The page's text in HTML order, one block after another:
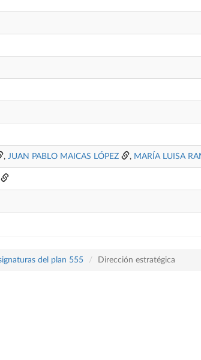
, JUAN PABLO MAICAS LÓPEZ , MARÍA LUISA
del plan 555 Dirección estratégica